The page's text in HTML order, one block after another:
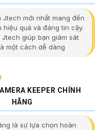
Jtech mới nhất mang đến
quả và đáng tin cậy.
giúp bạn giám sát
một cách dễ dàng
KEEPER CHÍNH
HÃNG
là sự lựa chọn hoàn